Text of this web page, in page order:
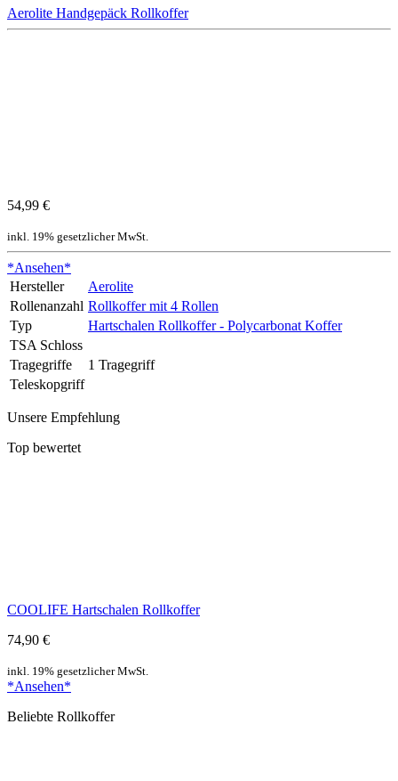
Aerolite Handgepäck Rollkoffer
54,99 €
inkl. 19% gesetzlicher MwSt.
*Ansehen*
Hersteller
Aerolite
Rollenanzahl Rollkoffer mit 4 Rollen
Typ
Hartschalen Rollkoffer - Polycarbonat Koffer
TSA Schloss
Tragegriffe
1 Tragegriff
Teleskopgriff
Unsere Empfehlung
Top bewertet
COOLIFE Hartschalen Rollkoffer
74,90 €
inkl. 19% gesetzlicher MwSt.
*Ansehen*
Beliebte Rollkoffer